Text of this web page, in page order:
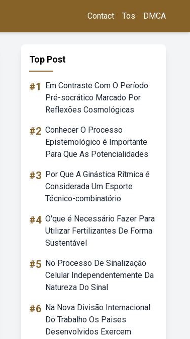
Contact Tos DMCA
Top Post
#1
Em Contraste Com O Período
Pré-socrático Marcado Por
Reflexões Cosmológicas
#2 Conhecer O Processo
Epistemológico é Importante
Para Que As Potencialidades
#3 Por Que A Ginástica Rítmica é
Considerada Um Esporte
Técnico-combinatório
#4 O'que é Necessário Fazer Para
Utilizar Fertilizantes De Forma
Sustentável
#5 No Processo De Sinalização
Celular Independentemente Da
Natureza Do Sinal
#6 Na Nova Divisão Internacional
Do Trabalho Os Paises
Desenvolvidos Exercem